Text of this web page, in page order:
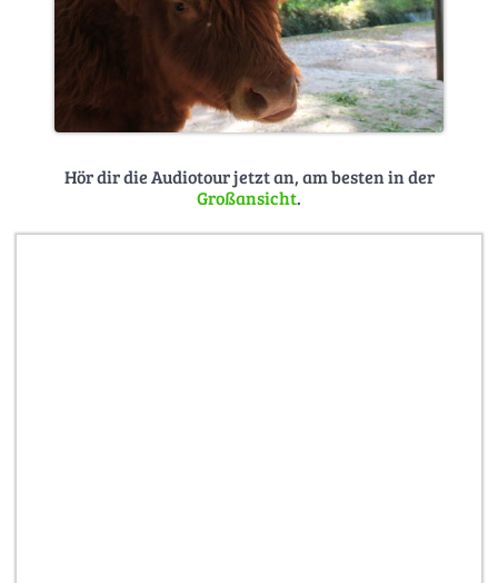
Hör dir die Audiotour jetzt an, am besten in der
Großansicht.